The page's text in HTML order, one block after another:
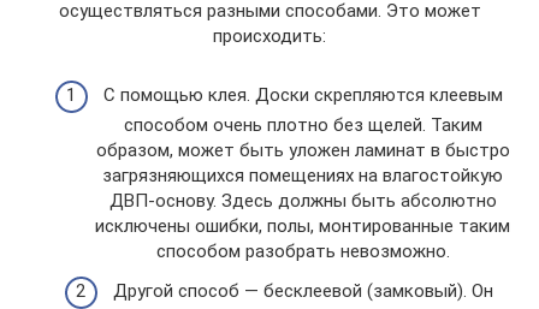
осуществляться разными способами. Это может
происходить:
С помощью клея. Доски скрепляются клеевым
способом очень плотно без щелей. Таким
образом, может быть уложен ламинат в быстро
загрязняющихся помещениях на влагостойкую
ДВП-основу. Здесь должны быть абсолютно
исключены ошибки, полы, монтированные таким
способом разобрать невозможно.
Другой способ — бесклеевой (замковый). Он